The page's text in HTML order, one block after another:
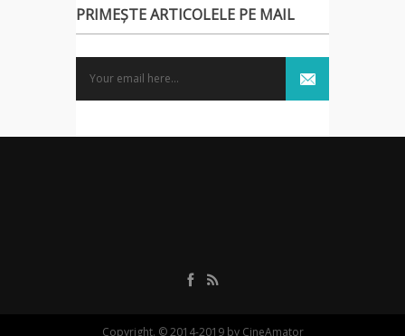
PRIMEȘTE ARTICOLELE PE MAIL
Copyright. © 2014-2019 by CineAmator